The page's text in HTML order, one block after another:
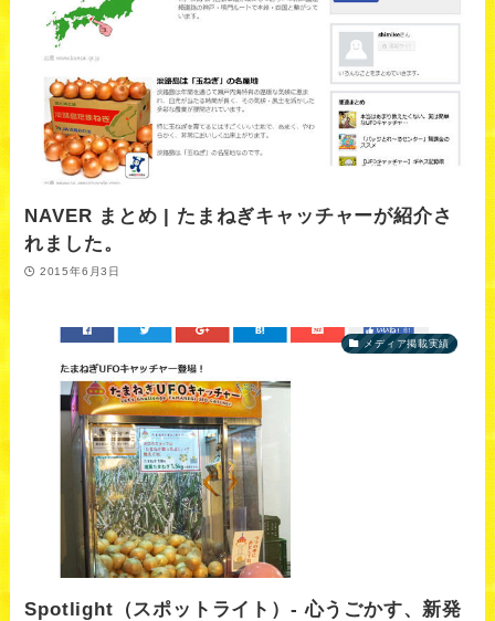
NAVER まとめ | たまねぎキャッチャーが紹介さ
れました。
2015年6月3日
メディア掲載実績
Spotlight（スポットライト）- 心うごかす、新発